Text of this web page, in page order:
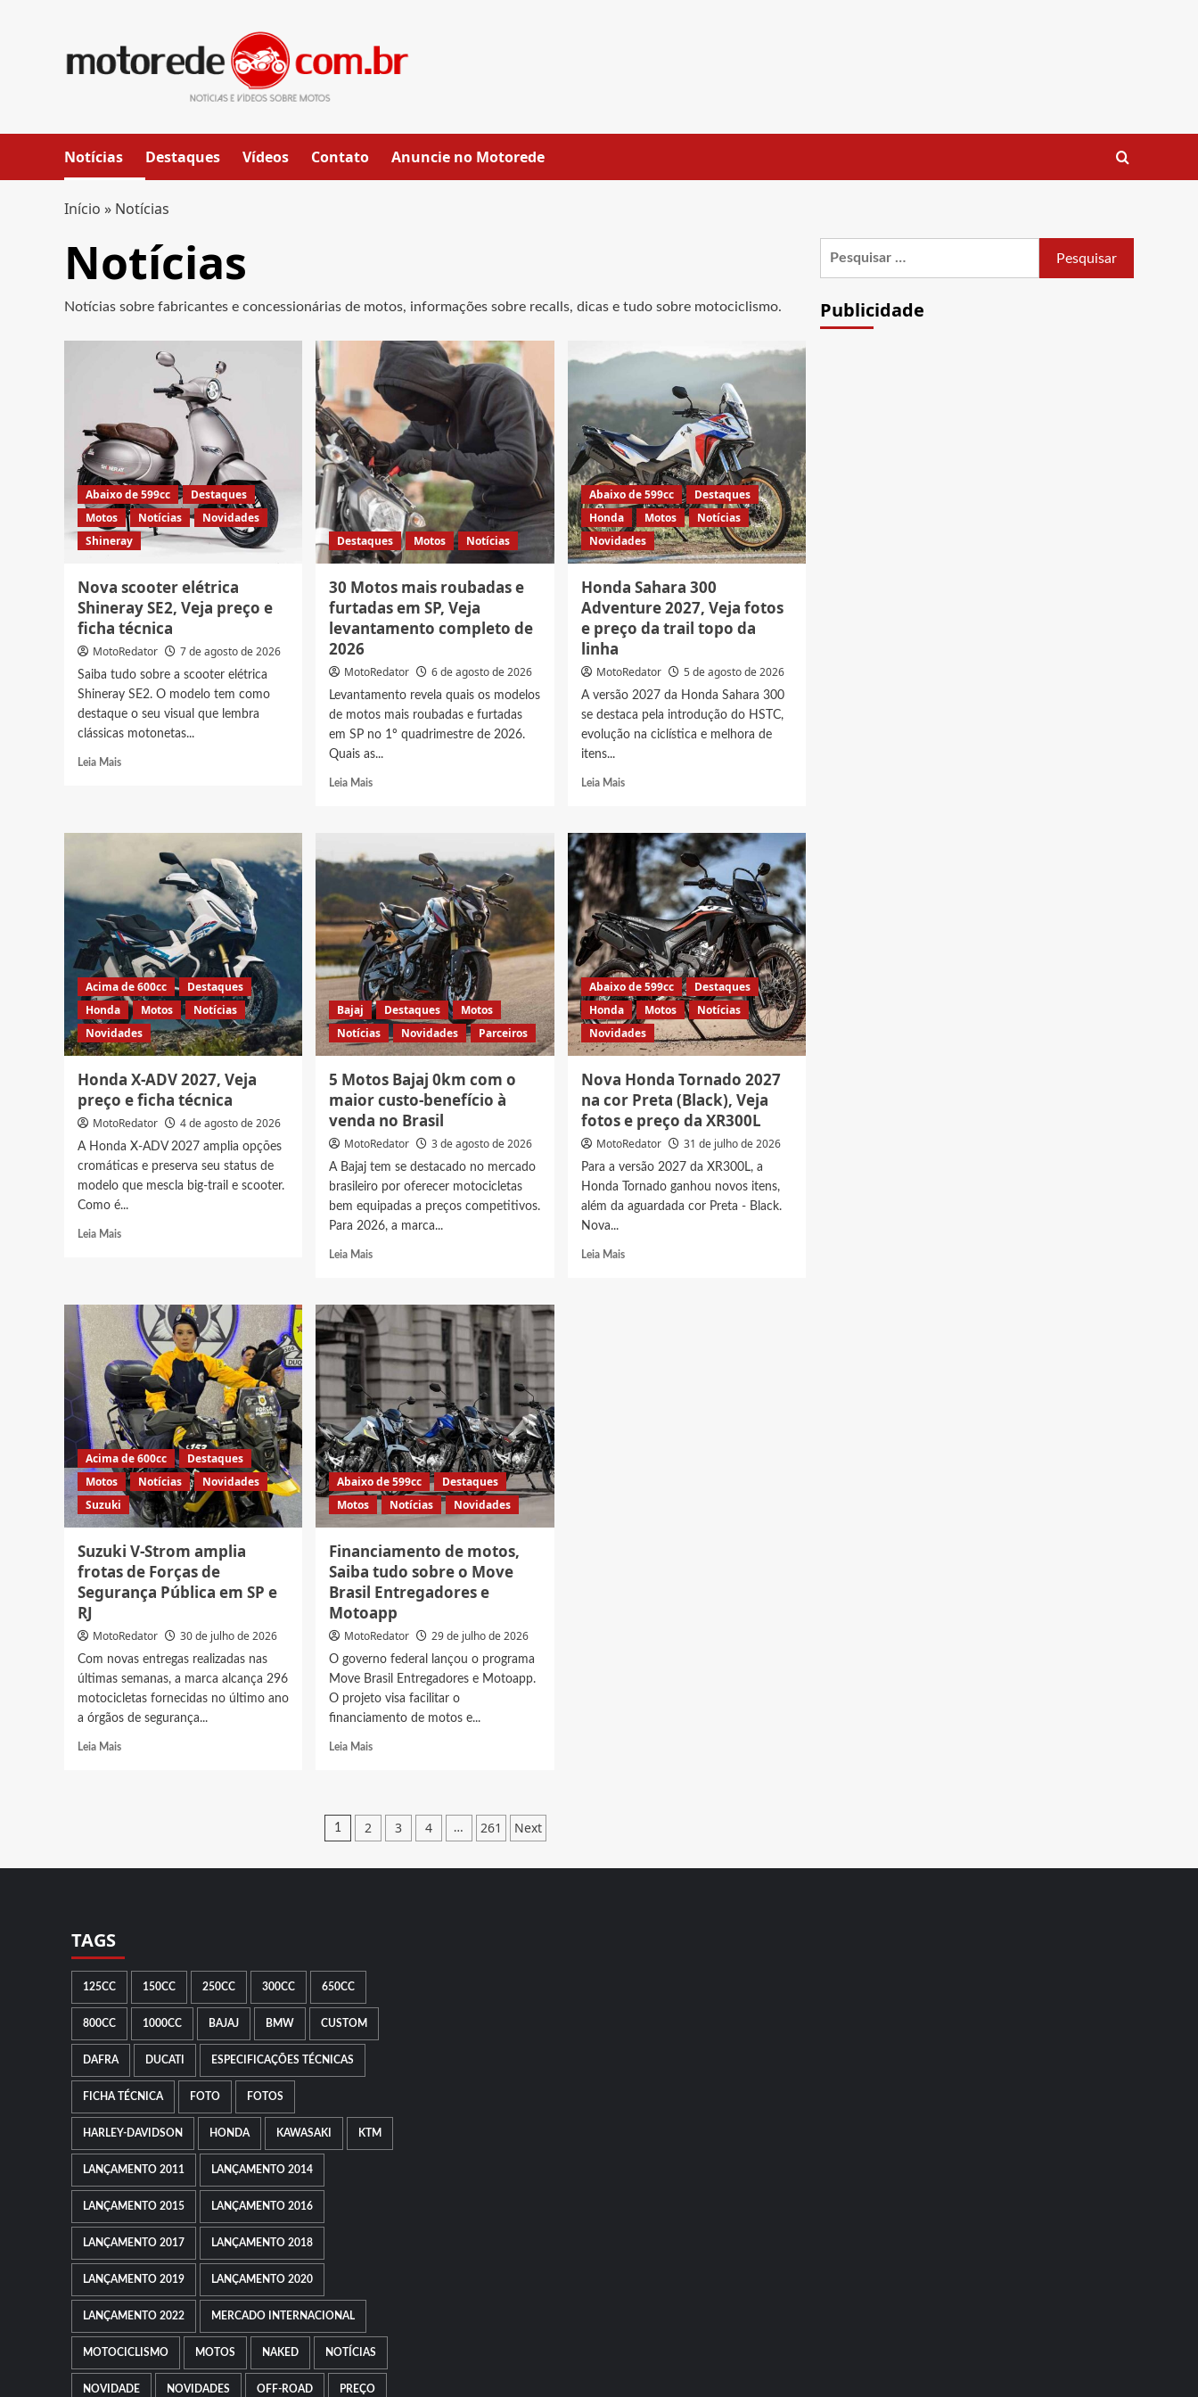
Notícias Destaques Vídeos Contato Anuncie no Motorede
Início » Notícias
Notícias
Notícias sobre fabricantes e concessionárias de motos, informações sobre recalls, dicas e tudo sobre motociclismo.
Abaixo de 599cc
Destaques
Motos
Notícias
Novidades
Shineray
Nova scooter elétrica
Shineray SE2, Veja preço e
ficha técnica
MotoRedator 7 de agosto de 2026
Saiba tudo sobre a scooter elétrica
Shineray SE2. O modelo tem como
destaque o seu visual que lembra
clássicas motonetas...
Leia MaisRead
Shineray
Veja
preço
e
ficha
técnica
Destaques Motos Notícias
30 Motos mais roubadas e
furtadas em SP, Veja
levantamento completo de
2026
MotoRedator 6 de agosto de 2026
Levantamento revela quais os modelos
de motos mais roubadas e furtadas
em SP no 1º quadrimestre de 2026.
Quais as...
Leia MaisRead
mais
roubadas
furtadas
em
SP,
Veja
levantamento
completo
de
2026
Abaixo de 599cc
Destaques
Honda
Motos
Notícias
Novidades
Honda Sahara 300
Adventure 2027, Veja fotos
e preço da trail topo da
linha
MotoRedator 5 de agosto de 2026
A versão 2027 da Honda Sahara 300
se destaca pela introdução do HSTC,
evolução na ciclística e melhora de
itens...
Leia MaisRead
Honda
Sahara
300
Adventure
2027,
Veja
fotos
e
preço
da
trail
topo
da
linha
Acima de 600cc
Destaques
Honda
Motos
Notícias
Novidades
Honda X-ADV 2027, Veja
preço e ficha técnica
MotoRedator 4 de agosto de 2026
A Honda X-ADV 2027 amplia opções
cromáticas e preserva seu status de
modelo que mescla big-trail e scooter.
Como é...
Leia MaisRead
ADV
2027,
Veja
preço
e
ficha
técnica
Bajaj Destaques
Motos
Notícias
Novidades Parceiros
5 Motos Bajaj 0km com o
maior custo-benefício à
venda no Brasil
MotoRedator 3 de agosto de 2026
A Bajaj tem se destacado no mercado
brasileiro por oferecer motocicletas
bem equipadas a preços competitivos.
Para 2026, a marca...
Leia MaisRead
5
Motos
Bajaj
o
maior
custo-
benefício
à
venda
no
Brasil
Abaixo de 599cc
Destaques
Honda
Motos
Notícias
Novidades
Nova Honda Tornado 2027
na cor Preta (Black), Veja
fotos e preço da XR300L
MotoRedator 31 de julho de 2026
Para a versão 2027 da XR300L, a
Honda Tornado ganhou novos itens,
além da aguardada cor Preta - Black.
Nova...
Leia MaisRead
Acima de 600cc
Destaques
Motos
Notícias
Novidades
Suzuki
Suzuki V-Strom amplia
frotas de Forças de
Segurança Pública em SP e
RJ
MotoRedator 30 de julho de 2026
Com novas entregas realizadas nas
últimas semanas, a marca alcança 296
motocicletas fornecidas no último ano
a órgãos de segurança...
Leia MaisRead
Abaixo de 599cc
Destaques
Motos
Notícias Novidades
Financiamento de motos,
Saiba tudo sobre o Move
Brasil Entregadores e
Motoapp
MotoRedator 29 de julho de 2026
O governo federal lançou o programa
Move Brasil Entregadores e Motoapp.
O projeto visa facilitar o
financiamento de motos e...
Leia MaisRead
motos,
Paginação
1 2 3 4 … 261 Next
Publicidade
TAGS
125CC 150CC 250CC 300CC 650CC
800CC 1000CC BAJAJ BMW CUSTOM
DAFRA DUCATI ESPECIFICAÇÕES TÉCNICAS
FICHA TÉCNICA FOTO FOTOS
HARLEY-DAVIDSON HONDA KAWASAKI KTM
LANÇAMENTO 2011 LANÇAMENTO 2014
LANÇAMENTO 2015 LANÇAMENTO 2016
LANÇAMENTO 2017 LANÇAMENTO 2018
LANÇAMENTO 2019 LANÇAMENTO 2020
LANÇAMENTO 2022 MERCADO INTERNACIONAL
MOTOCICLISMO MOTOS NAKED NOTÍCIAS
NOVIDADE NOVIDADES OFF-ROAD PREÇO